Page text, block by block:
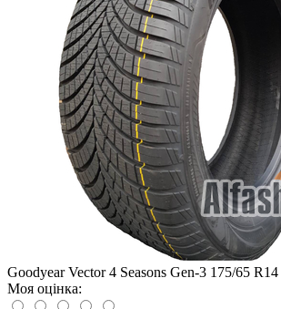
Goodyear Vector 4 Seasons Gen-3 175/65
Моя оцінка: